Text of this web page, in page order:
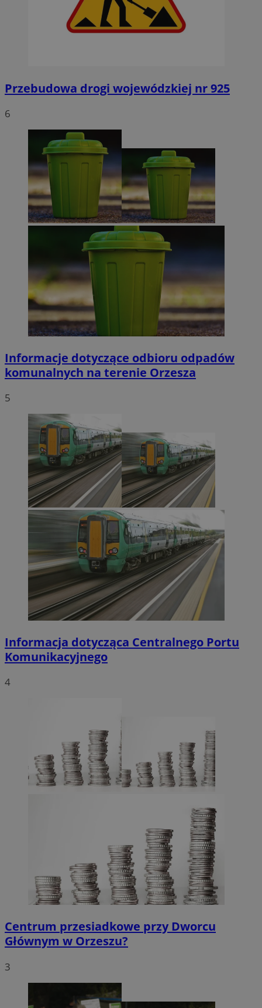
Przebudowa drogi wojewódzkiej nr 925
6
Informacje dotyczące odbioru odpadów
komunalnych na terenie Orzesza
5
Informacja dotycząca Centralnego Portu
Komunikacyjnego
4
Centrum przesiadkowe przy Dworcu
Głównym w Orzeszu?
3